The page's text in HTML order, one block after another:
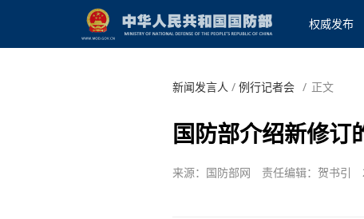
权威发布
新闻发言人 / 例行记者会 / 正文
国防部介绍新修订
来源：国防部网 责任编辑：贺书引